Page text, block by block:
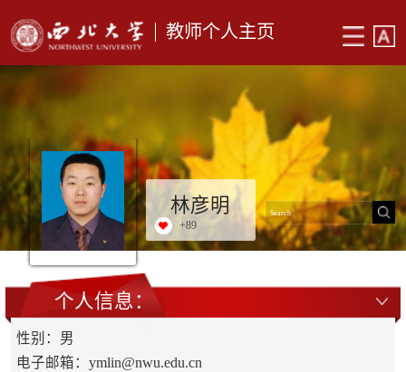
教师个人主页
林彦明
+89
个人信息：
性别：男
电子邮箱： ymlin@nwu.edu.cn